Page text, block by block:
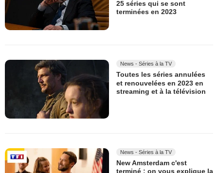
25 séries qui se sont
terminées en 2023
News - Séries à la TV
Toutes les séries annulées
et renouvelées en 2023 en
streaming et à la télévision
News - Séries à la TV
New Amsterdam c'est
terminé : on vous explique la